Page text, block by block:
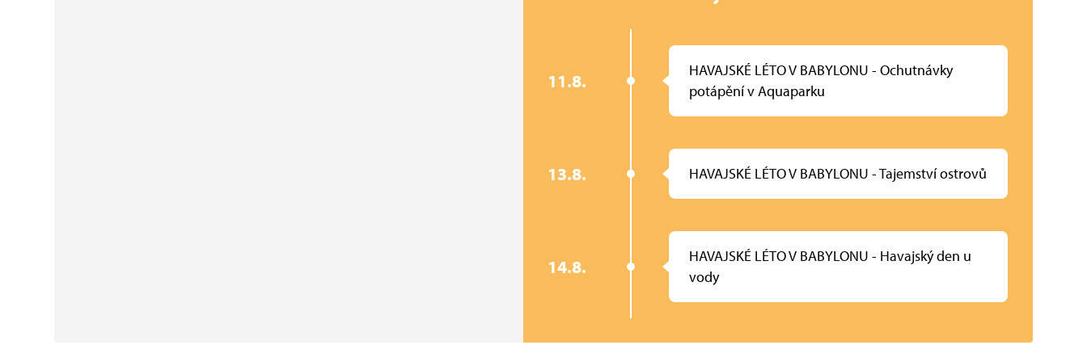
11.8.
HAVAJSKÉ LÉTO V BABYLONU - Ochutnávky
potápění v Aquaparku
13.8. HAVAJSKÉ LÉTO V BABYLONU - Tajemství ostrovů
14.8.
HAVAJSKÉ LÉTO V BABYLONU - Havajský den u
vody